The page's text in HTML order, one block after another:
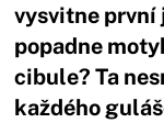
vysvitne
popadne
cibule? Ta
každého